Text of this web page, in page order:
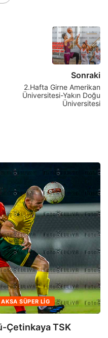
Sonraki
2.Hafta Girne Amerikan
Üniversitesi-Yakın Doğu
Üniversitesi
AKSA SÜPER LIG
Çetinkaya TSK